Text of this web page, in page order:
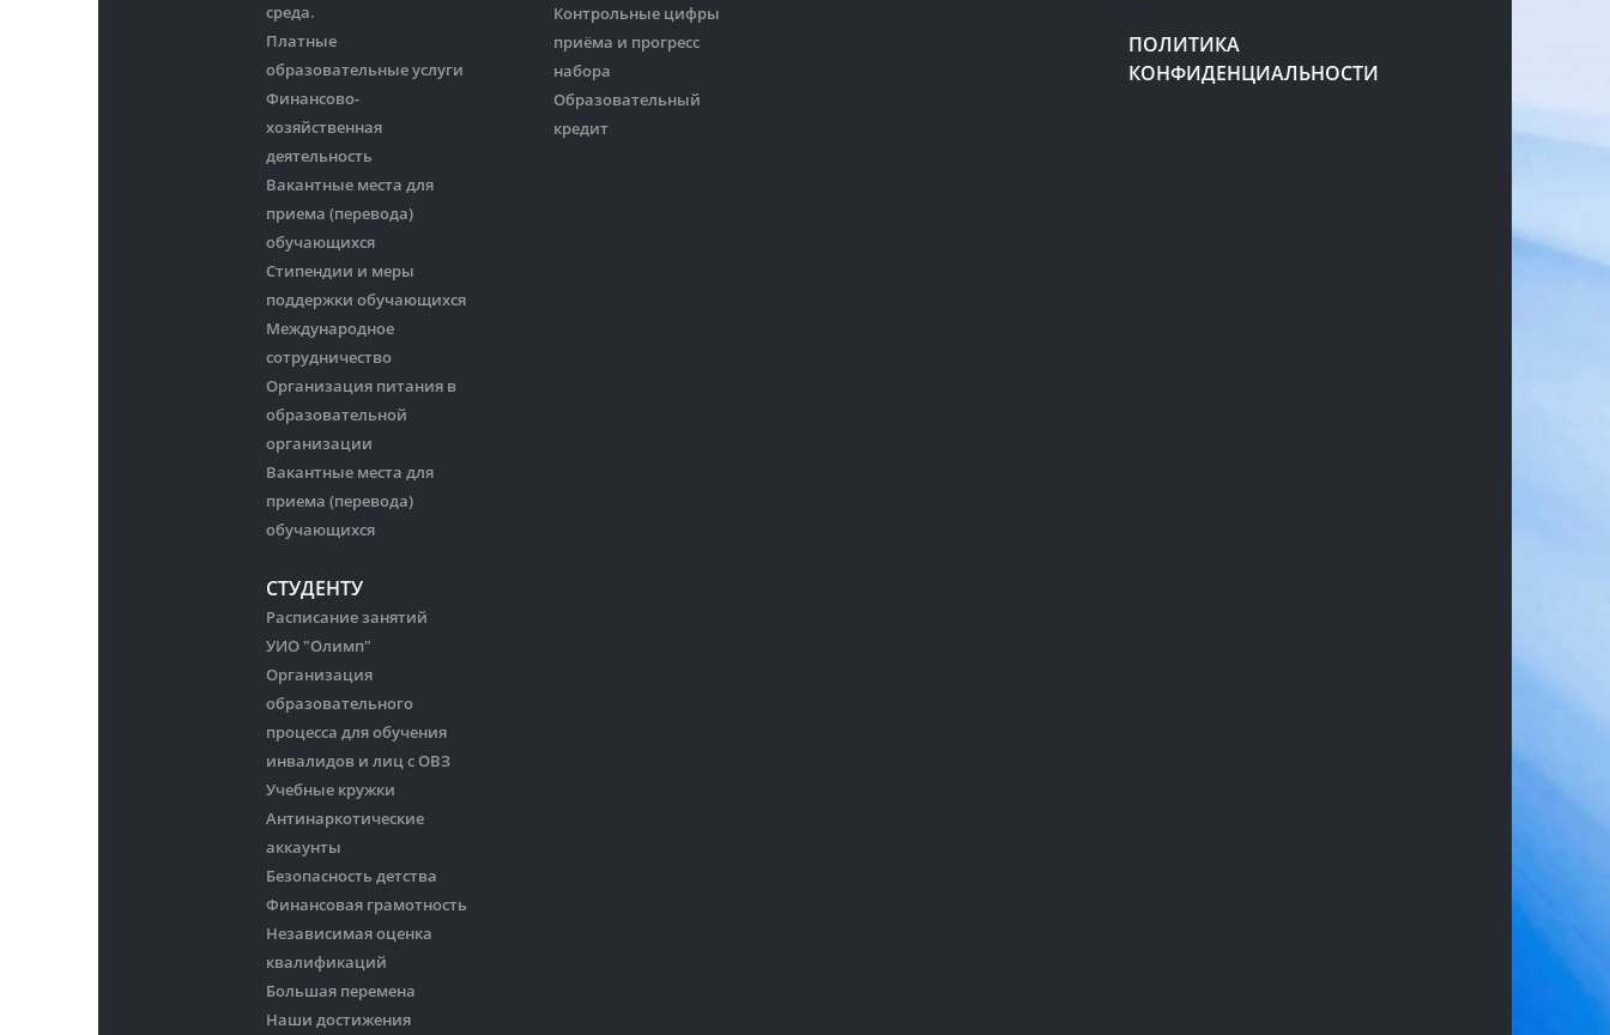
среда.
Платные
образовательные услуги
Финансово-
хозяйственная
деятельность
Вакантные места для
приема (перевода)
обучающихся
Стипендии и меры
поддержки обучающихся
Международное
сотрудничество
Организация питания в
образовательной
организации
Вакантные места для
приема (перевода)
обучающихся
СТУДЕНТУ
Расписание занятий
УИО "Олимп"
Организация
образовательного
процесса для обучения
инвалидов и лиц с ОВЗ
Учебные кружки
Антинаркотические
аккаунты
Безопасность детства
Финансовая грамотность
Независимая оценка
квалификаций
Большая перемена
Наши достижения
Контрольные цифры
приёма и прогресс
набора
Образовательный
кредит
ПОЛИТИКА
КОНФИДЕНЦИАЛЬНОСТИ